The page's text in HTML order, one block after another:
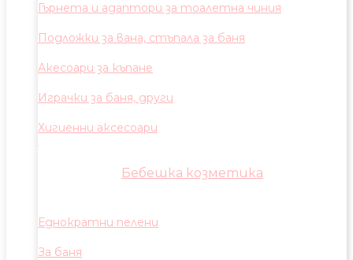
Гърнета и адаптори за тоалетна чиния
Подложки за вана, стъпала за баня
Акесоари за къпане
Играчки за баня, други
Хигиенни аксесоари
Бебешка козметика
Еднократни пелени
За баня